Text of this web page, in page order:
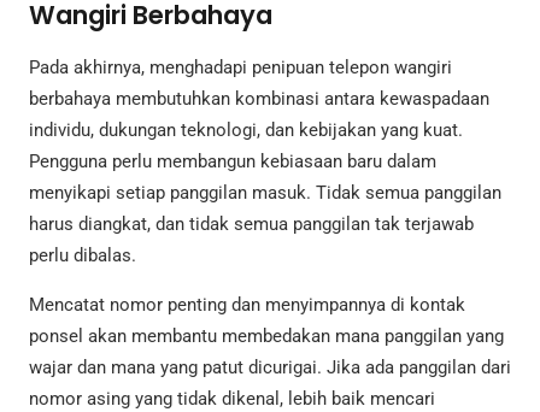
Wangiri Berbahaya
Pada akhirnya, menghadapi penipuan telepon wangiri
berbahaya membutuhkan kombinasi antara kewaspadaan
individu, dukungan teknologi, dan kebijakan yang kuat.
Pengguna perlu membangun kebiasaan baru dalam
menyikapi setiap panggilan masuk. Tidak semua panggilan
harus diangkat, dan tidak semua panggilan tak terjawab
perlu dibalas.
Mencatat nomor penting dan menyimpannya di kontak
ponsel akan membantu membedakan mana panggilan yang
wajar dan mana yang patut dicurigai. Jika ada panggilan dari
nomor asing yang tidak dikenal, lebih baik mencari